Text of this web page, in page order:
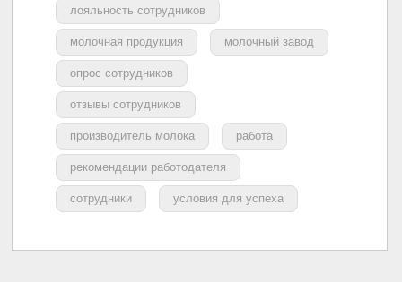
лояльность сотрудников
молочная продукция молочный завод
опрос сотрудников
отзывы сотрудников
производитель молока работа
рекомендации работодателя
сотрудники условия для успеха